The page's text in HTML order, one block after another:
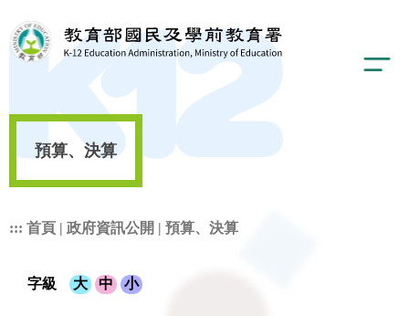
預算、決算
::: 首頁 | 政府資訊公開 | 預算、決算
字級 大 中 小